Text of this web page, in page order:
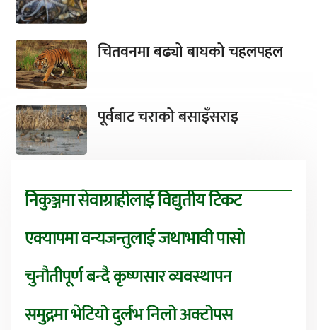
चितवनमा बढ्यो बाघको चहलपहल
पूर्वबाट चराको बसाइँसराइ
निकुञ्जमा सेवाग्राहीलाई विद्युतीय टिकट
एक्यापमा वन्यजन्तुलाई जथाभावी पासो
चुनौतीपूर्ण बन्दै कृष्णसार व्यवस्थापन
समुद्रमा भेटियो दुर्लभ निलो अक्टोपस